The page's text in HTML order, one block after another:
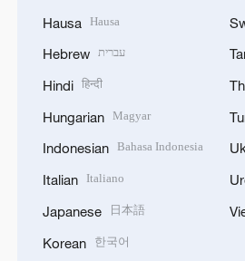
Hausa Hausa
Hebrew עברית
Hindi हिन्दी
Hungarian Magyar
Indonesian Bahasa Indonesia
Italian Italiano
Japanese 日本語
Korean 한국어